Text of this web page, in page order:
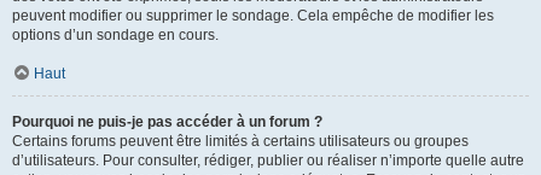
peuvent modifier ou supprimer le sondage. Cela empêche de modifier les
options d’un sondage en cours.
Haut
Pourquoi ne puis-je pas accéder à un forum ?
Certains forums peuvent être limités à certains utilisateurs ou groupes
d’utilisateurs. Pour consulter, rédiger, publier ou réaliser n’importe quelle autre